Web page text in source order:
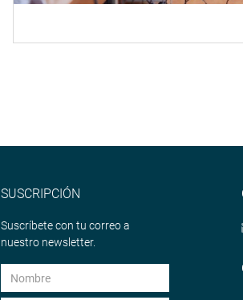
SUSCRIPCIÓN
Suscríbete con tu correo a
nuestro newsletter.